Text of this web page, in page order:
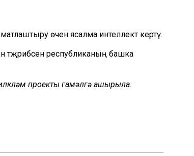
өчен ясалма интеллект кертү.
тәҗрибәсен республиканың башка
проекты гамәлгә ашырыла.